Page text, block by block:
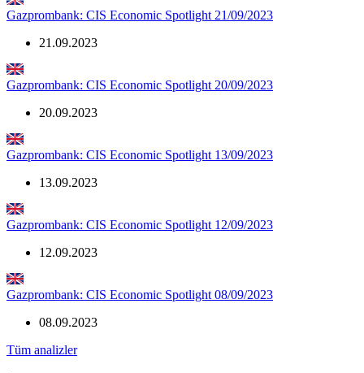
Gazprombank: CIS Economic Spotlight 21/09/2023
21.09.2023
Gazprombank: CIS Economic Spotlight 20/09/2023
20.09.2023
Gazprombank: CIS Economic Spotlight 13/09/2023
13.09.2023
Gazprombank: CIS Economic Spotlight 12/09/2023
12.09.2023
Gazprombank: CIS Economic Spotlight 08/09/2023
08.09.2023
Tüm analizler